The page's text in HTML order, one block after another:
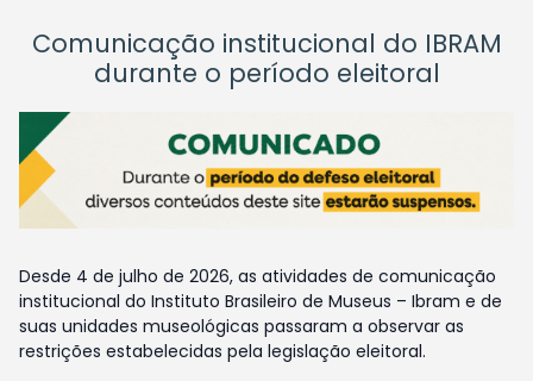
Comunicação institucional do IBRAM
durante o período eleitoral
Desde 4 de julho de 2026, as atividades de comunicação
institucional do Instituto Brasileiro de Museus – Ibram e de
suas unidades museológicas passaram a observar as
restrições estabelecidas pela legislação eleitoral.